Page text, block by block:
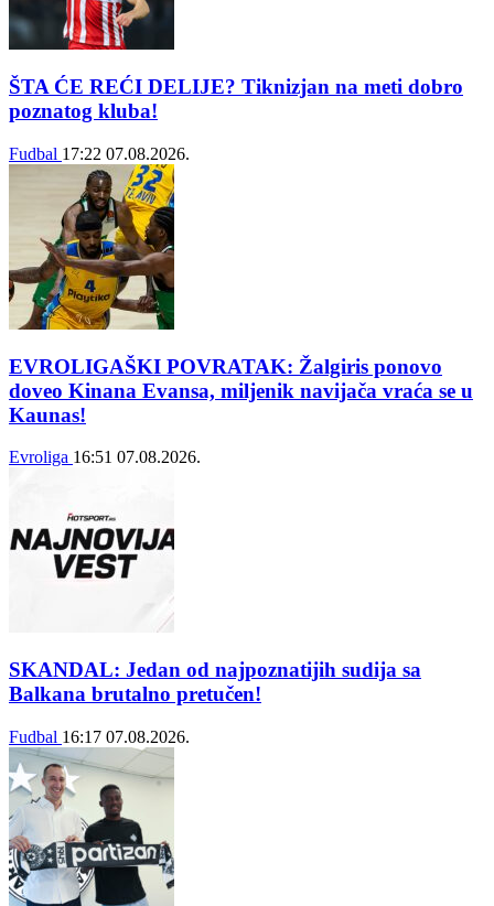
ŠTA ĆE REĆI DELIJE? Tiknizjan na meti dobro
poznatog kluba!
Fudbal 17:22 07.08.2026.
EVROLIGAŠKI POVRATAK: Žalgiris ponovo
doveo Kinana Evansa, miljenik navijača vraća se u
Kaunas!
Evroliga 16:51 07.08.2026.
SKANDAL: Jedan od najpoznatijih sudija sa
Balkana brutalno pretučen!
Fudbal 16:17 07.08.2026.